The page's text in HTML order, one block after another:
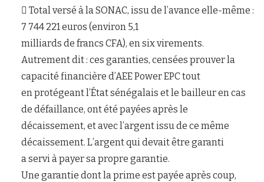
 Total versé à la SONAC, issu de l’avance elle-même :
7 744 221 euros (environ 5,1
milliards de francs CFA), en six virements.
Autrement dit : ces garanties, censées prouver la
capacité financière d’AEE Power EPC tout
en protégeant l’État sénégalais et le bailleur en cas
de défaillance, ont été payées après le
décaissement, et avec l’argent issu de ce même
décaissement. L’argent qui devait être garanti
a servi à payer sa propre garantie.
Une garantie dont la prime est payée après coup,